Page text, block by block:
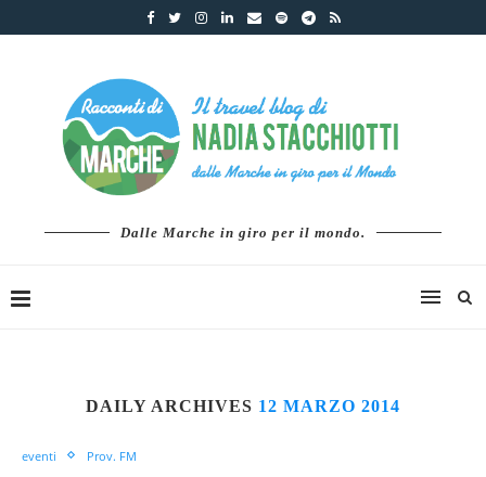
Dalle Marche in giro per il mondo.
DAILY ARCHIVES 12 MARZO 2014
eventi Prov. FM